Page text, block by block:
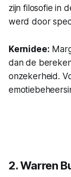
zijn filosofie in
werd door
Kernidee:
dan de
onzekerheid.
2. Warren